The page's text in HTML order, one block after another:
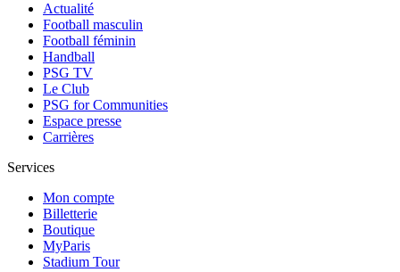
Actualité
Football masculin
Football féminin
Handball
PSG TV
Le Club
PSG for Communities
Espace presse
Carrières
Services
Mon compte
Billetterie
Boutique
MyParis
Stadium Tour